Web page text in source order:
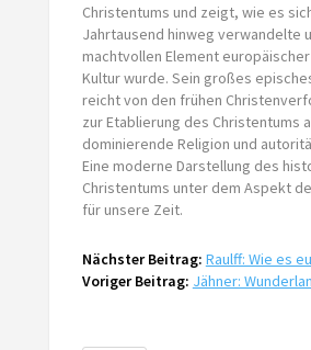
Christentums und zeigt, wie es
Jahrtausend hinweg verwandelte
machtvollen Element
Kultur wurde. Sein großes
reicht von den frühen
zur Etablierung des Christentums
dominierende Religion und
Eine moderne Darstellung des
Christentums unter dem Aspekt
für unsere Zeit.
Nächster Beitrag: Raulff: Wie es
Voriger Beitrag: Jähner: